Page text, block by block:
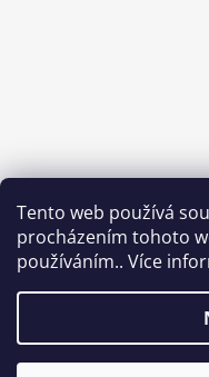
Tento web používá
procházením tohoto
používáním.. Více